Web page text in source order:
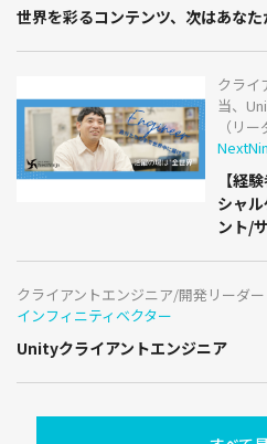
世界を彩るコンテンツ、次はあなた
クライ
当、
（リ
【経
シャ
ント/
クライアントエンジニア/開発リーダー
インフィニティベクター
Unityクライアントエンジニア